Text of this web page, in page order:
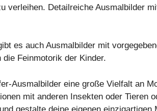
verleihen. Detailreiche Ausmalbilder
es auch Ausmalbilder mit
Feinmotorik der Kinder.
Ausmalbilder eine große Vielfalt an
mit anderen Insekten oder